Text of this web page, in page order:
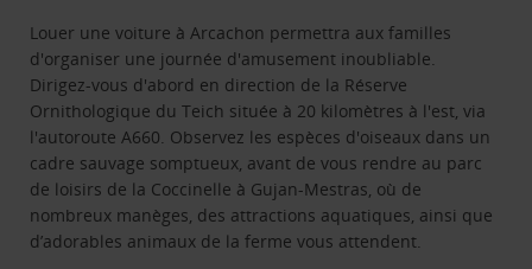
Louer une voiture à Arcachon permettra aux familles
d'organiser une journée d'amusement inoubliable.
Dirigez-vous d'abord en direction de la Réserve
Ornithologique du Teich située à 20 kilomètres à l'est, via
l'autoroute A660. Observez les espèces d'oiseaux dans un
cadre sauvage somptueux, avant de vous rendre au parc
de loisirs de la Coccinelle à Gujan-Mestras, où de
nombreux manèges, des attractions aquatiques, ainsi que
d’adorables animaux de la ferme vous attendent.